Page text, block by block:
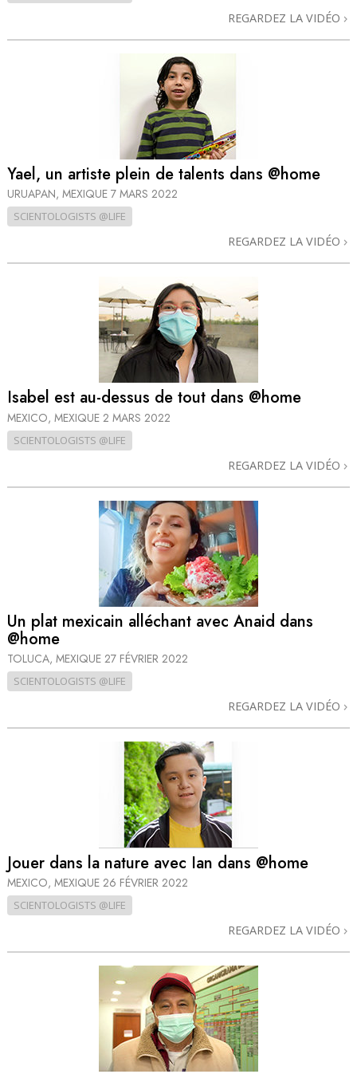
REGARDEZ LA VIDÉO
Yael, un artiste plein de talents dans @home
URUAPAN, MEXIQUE 7 MARS 2022
SCIENTOLOGISTS @LIFE
REGARDEZ LA VIDÉO
Isabel est au-dessus de tout dans @home
MEXICO, MEXIQUE 2 MARS 2022
SCIENTOLOGISTS @LIFE
REGARDEZ LA VIDÉO
Un plat mexicain alléchant avec Anaid dans
@home
TOLUCA, MEXIQUE 27 FÉVRIER 2022
SCIENTOLOGISTS @LIFE
REGARDEZ LA VIDÉO
Jouer dans la nature avec Ian dans @home
MEXICO, MEXIQUE 26 FÉVRIER 2022
SCIENTOLOGISTS @LIFE
REGARDEZ LA VIDÉO